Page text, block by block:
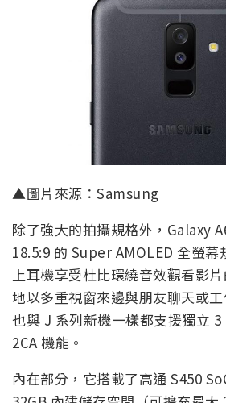
▲圖片來源：Samsung
除了強大的拍攝規格外，Galaxy
18.5:9 的 Super AMOLED 全螢
上耳機享受杜比環繞音效觀看影
地以多重視窗來邊與朋友聊天或
也與 J 系列新機一樣都支援獨立
2CA 機能。
內在部分，它搭載了高通 S450